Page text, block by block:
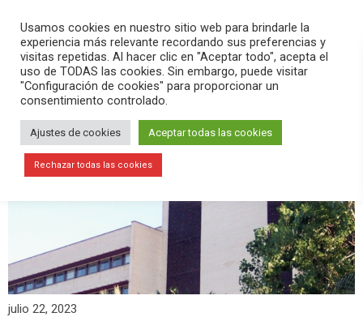
search menu pause PLAY
julio 22, 2023
Usamos cookies en nuestro sitio web para brindarle la
experiencia más relevante recordando sus preferencias y
visitas repetidas. Al hacer clic en "Aceptar todo", acepta el
uso de TODAS las cookies. Sin embargo, puede visitar
"Configuración de cookies" para proporcionar un
consentimiento controlado.
Ajustes de cookies Aceptar todas las cookies
Rechazar todas las cookies